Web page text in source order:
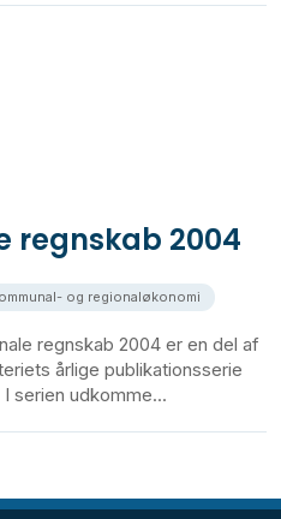
regnskab 2004
og regionaløkonomi
regnskab 2004 er en del af
årlige publikationsserie
serien udkomme...